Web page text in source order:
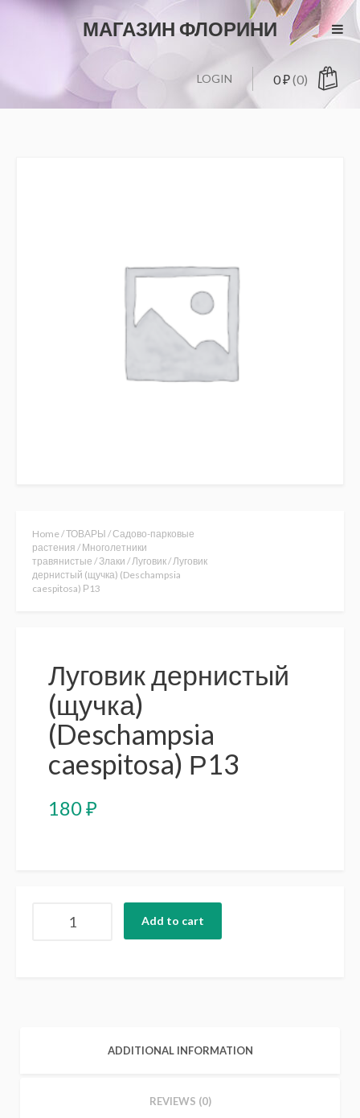
МАГАЗИН ФЛОРИНИ
0₽(0)
LOGIN
Home/ТОВАРЫ /Садово-парковые
растения /Многолетники
травянистые /Злаки /Луговик/ Луговик
дернистый (щучка) (Deschampsia
caespitosa) Р13
Луговик дернистый
(щучка)
(Deschampsia
caespitosa) Р13
180₽
дернистый
Add to cart
ADDITIONAL INFORMATION
REVIEWS (0)